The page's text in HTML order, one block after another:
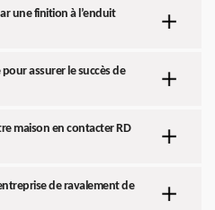
une finition à l’enduit
assurer le succès de
maison en contacter RD
de ravalement de